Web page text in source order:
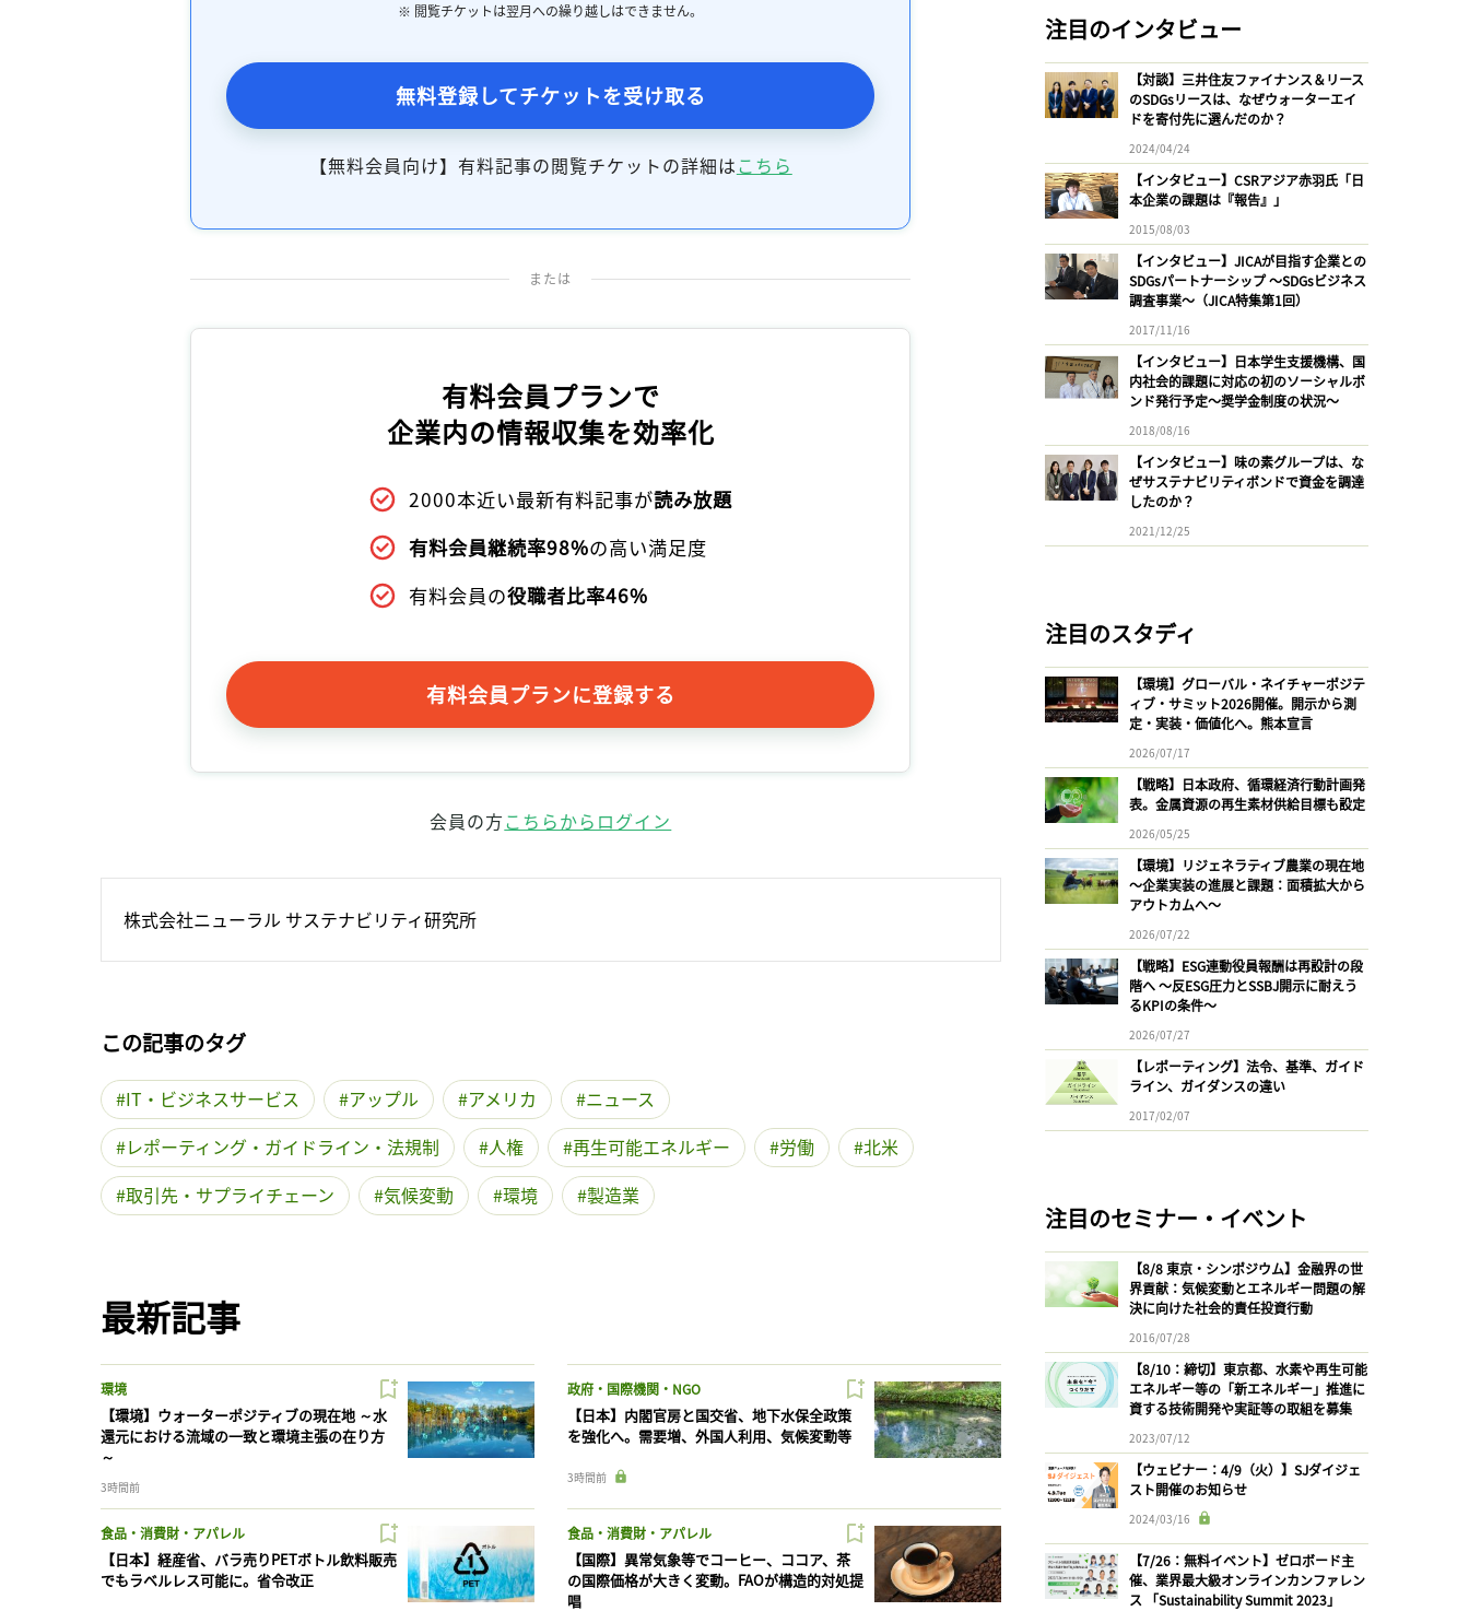
※ 閲覧チケットは翌月への繰り越しはできません。
無料登録してチケットを受け取る
【無料会員向け】有料記事の閲覧チケットの詳細はこちら
または
有料会員プランで
企業内の情報収集を効率化
2000本近い最新有料記事が読み放題
有料会員継続率98%の高い満足度
有料会員の役職者比率46%
有料会員プランに登録する
会員の方こちらからログイン
株式会社ニューラル サステナビリティ研究所
この記事のタグ
IT・ビジネスサービス アップル アメリカ
ニュース
レポーティング・ガイドライン・法規制
人権 再生可能エネルギー 労働
北米
取引先・サプライチェーン
気候変動 環境 製造業
最新記事
環境
【環境】ウォーターポジティブの現在地 ～水
還元における流域の一致と環境主張の在り方
～
3時間前
政府・国際機関・NGO
【日本】内閣官房と国交省、地下水保全政策
を強化へ。需要増、外国人利用、気候変動等
3時間前
食品・消費財・アパレル
【日本】経産省、バラ売りPETボトル飲料販売
でもラベルレス可能に。省令改正
食品・消費財・アパレル
【国際】異常気象等でコーヒー、ココア、茶
の国際価格が大きく変動。FAOが構造的対処提
唱
注目のインタビュー
【対談】三井住友ファイナンス＆リース
のSDGsリースは、なぜウォーターエイ
ドを寄付先に選んだのか？
2024/04/24
【インタビュー】CSRアジア赤羽氏「日
本企業の課題は『報告』」
2015/08/03
【インタビュー】JICAが目指す企業との
SDGsパートナーシップ 〜SDGsビジネス
調査事業〜（JICA特集第1回）
2017/11/16
【インタビュー】日本学生支援機構、国
内社会的課題に対応の初のソーシャルボ
ンド発行予定〜奨学金制度の状況〜
2018/08/16
【インタビュー】味の素グループは、な
ぜサステナビリティボンドで資金を調達
したのか？
2021/12/25
注目のスタディ
【環境】グローバル・ネイチャーポジテ
ィブ・サミット2026開催。開示から測
定・実装・価値化へ。熊本宣言
2026/07/17
【戦略】日本政府、循環経済行動計画発
表。金属資源の再生素材供給目標も設定
2026/05/25
【環境】リジェネラティブ農業の現在地
〜企業実装の進展と課題：面積拡大から
アウトカムへ〜
2026/07/22
【戦略】ESG連動役員報酬は再設計の段
階へ 〜反ESG圧力とSSBJ開示に耐えう
るKPIの条件〜
2026/07/27
【レポーティング】法令、基準、ガイド
ライン、ガイダンスの違い
2017/02/07
注目のセミナー・イベント
【8/8 東京・シンポジウム】金融界の世
界貢献：気候変動とエネルギー問題の解
決に向けた社会的責任投資行動
2016/07/28
【8/10：締切】東京都、水素や再生可能
エネルギー等の「新エネルギー」推進に
資する技術開発や実証等の取組を募集
2023/07/12
【ウェビナー：4/9（火）】SJダイジェ
スト開催のお知らせ
2024/03/16
【7/26：無料イベント】ゼロボード主
催、業界最大級オンラインカンファレン
ス 「Sustainability Summit 2023」
記事をお気に入りに保存するには